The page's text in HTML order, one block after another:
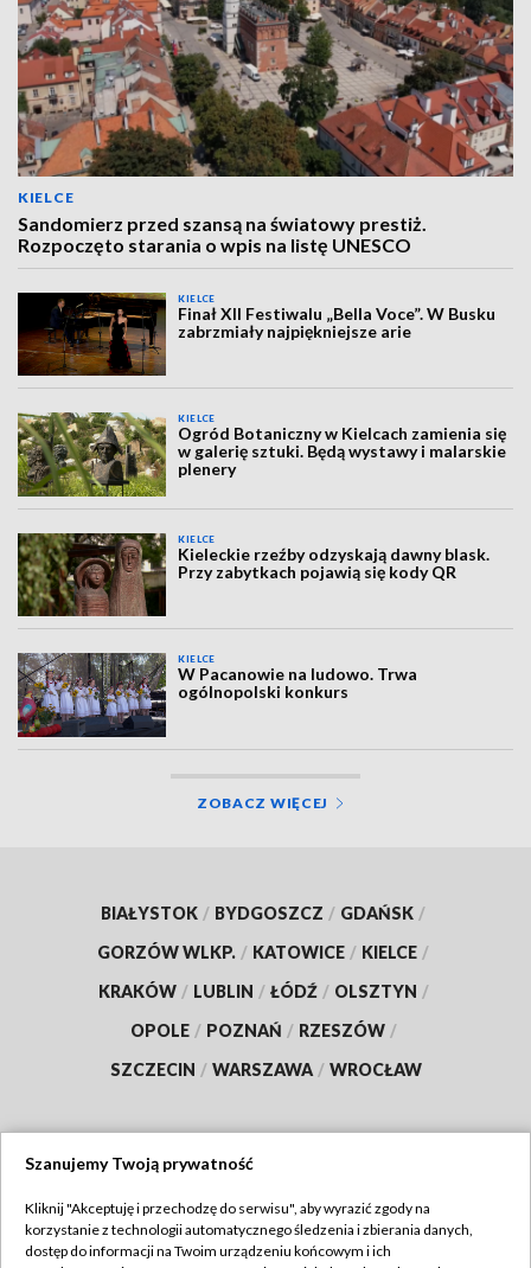
KIELCE
Sandomierz przed szansą na światowy prestiż.
Rozpoczęto starania o wpis na listę UNESCO
KIELCE
Finał XII Festiwalu „Bella Voce”. W Busku
zabrzmiały najpiękniejsze arie
KIELCE
Ogród Botaniczny w Kielcach zamienia się
w galerię sztuki. Będą wystawy i malarskie
plenery
KIELCE
Kieleckie rzeźby odzyskają dawny blask.
Przy zabytkach pojawią się kody QR
KIELCE
W Pacanowie na ludowo. Trwa
ogólnopolski konkurs
ZOBACZ WIĘCEJ
BIAŁYSTOK / BYDGOSZCZ / GDAŃSK /
GORZÓW WLKP. / KATOWICE / KIELCE /
KRAKÓW / LUBLIN / ŁÓDŹ / OLSZTYN /
OPOLE / POZNAŃ / RZESZÓW /
SZCZECIN / WARSZAWA / WROCŁAW
TVP
Szanujemy Twoją prywatność
Kliknij "Akceptuję i przechodzę do serwisu", aby wyrazić zgody na
korzystanie z technologii automatycznego śledzenia i zbierania danych,
dostęp do informacji na Twoim urządzeniu końcowym i ich